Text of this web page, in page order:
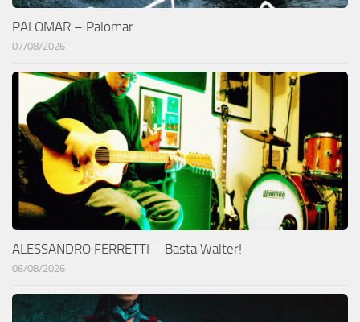
PALOMAR – Palomar
07/08/2026
ALESSANDRO FERRETTI – Basta Walter!
06/08/2026